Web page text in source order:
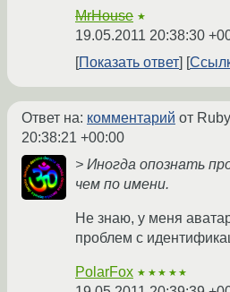
MrHouse ★
19.05.2011 20:38:30
Показать ответ
Ответ на: комментарий от
20:38:21 +00:00
> Иногда опознать
чем по имени.
Не знаю, у меня
проблем с
PolarFox ★★★★★